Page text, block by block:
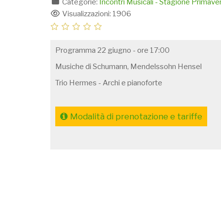
Categorie: Incontri Musicali - Stagione
Visualizzazioni: 1906
Programma 22 giugno - ore 17:00
Musiche di Schumann, Mendelssohn Hensel
Trio Hermes - Archi e pianoforte
Modalità di prenotazione e tariffe